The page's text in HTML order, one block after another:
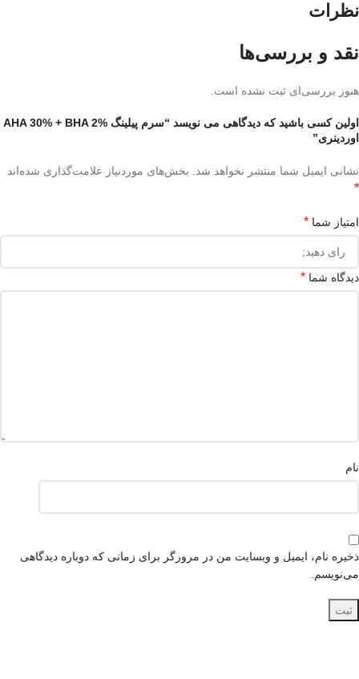
نظرات
نقد و بررسی‌ها
هنوز بررسی‌ای ثبت نشده است.
اولین کسی باشید که دیدگاهی می نویسد “سرم پیلینگ AHA 30% + BHA 2%
اوردینری”
نشانی ایمیل شما منتشر نخواهد شد. بخش‌های موردنیاز علامت‌گذاری شده‌اند
*
امتیاز شما *
دیدگاه شما *
نام
ذخیره نام، ایمیل و وبسایت من در مرورگر برای زمانی که دوباره دیدگاهی
می‌نویسم.